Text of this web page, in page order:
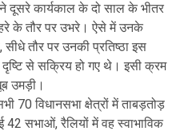
दूसरे कार्यकाल के दो साल के भीतर
के तौर पर उभरे। ऐसे में उनके
तौर पर उनकी प्रतिष्ठा इस
से सक्रिय हो गए थे। इसी क्रम
उमड़ी।
70 विधानसभा क्षेत्रों में ताबड़तोड़
42 सभाओं, रैलियों में वह स्वाभाविक